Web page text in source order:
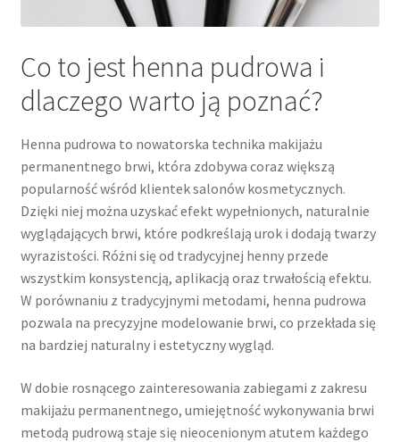
Co to jest henna pudrowa i
dlaczego warto ją poznać?
Henna pudrowa to nowatorska technika makijażu
permanentnego brwi, która zdobywa coraz większą
popularność wśród klientek salonów kosmetycznych.
Dzięki niej można uzyskać efekt wypełnionych, naturalnie
wyglądających brwi, które podkreślają urok i dodają twarzy
wyrazistości. Różni się od tradycyjnej henny przede
wszystkim konsystencją, aplikacją oraz trwałością efektu.
W porównaniu z tradycyjnymi metodami, henna pudrowa
pozwala na precyzyjne modelowanie brwi, co przekłada się
na bardziej naturalny i estetyczny wygląd.
W dobie rosnącego zainteresowania zabiegami z zakresu
makijażu permanentnego, umiejętność wykonywania brwi
metodą pudrową staje się nieocenionym atutem każdego